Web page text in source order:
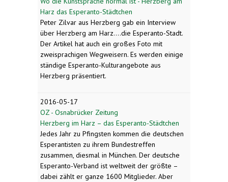
Harz das Esperanto-Städtchen
Peter Zilvar aus Herzberg gab ein Interview
über Herzberg am Harz....die Esperanto-Stadt.
Der Artikel hat auch ein großes Foto mit
zweisprachigen Wegweisern. Es werden einige
ständige Esperanto-Kulturangebote aus
Herzberg präsentiert.
2016-05-17
OZ - Osnabrücker Zeitung
Herzberg im Harz – das Esperanto-Städtchen
Jedes Jahr zu Pfingsten kommen die deutschen
Esperantisten zu ihrem Bundestreffen
zusammen, diesmal in München. Der deutsche
Esperanto-Verband ist weltweit der größte –
dabei zählt er ganze 1600 Mitglieder. Aber